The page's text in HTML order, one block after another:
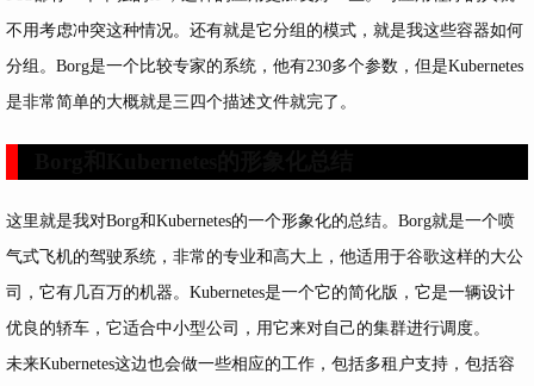
不用考虑冲突这种情况。还有就是它分组的模式，就是我这些容器如何
分组。Borg是一个比较专家的系统，他有230多个参数，但是Kubernetes
是非常简单的大概就是三四个描述文件就完了。
这里就是我对Borg和Kubernetes的一个形象化的总结。Borg就是一个喷
气式飞机的驾驶系统，非常的专业和高大上，他适用于谷歌这样的大公
司，它有几百万的机器。Kubernetes是一个它的简化版，它是一辆设计
优良的轿车，它适合中小型公司，用它来对自己的集群进行调度。
未来Kubernetes这边也会做一些相应的工作，包括多租户支持，包括容